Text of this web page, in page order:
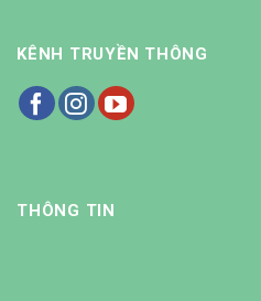
KÊNH TRUYỀN THÔNG
THÔNG TIN